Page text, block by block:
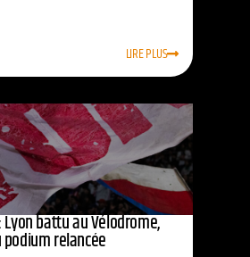
LIRE PLUS
Lyon battu au Vélodrome,
relancée